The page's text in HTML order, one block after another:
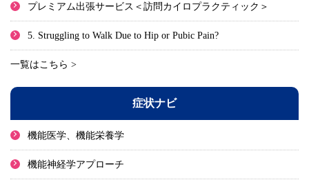
プレミアム出張サービス＜訪問カイロプラクティック＞
5. Struggling to Walk Due to Hip or Pubic Pain?
一覧はこちら >
症状ナビ
機能医学、機能栄養学
機能神経学アプローチ